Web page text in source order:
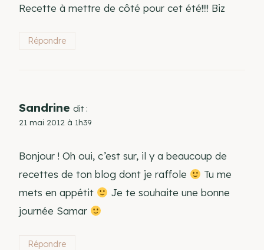
Recette à mettre de côté pour cet été!!!! Biz
Répondre
Sandrine dit :
21 mai 2012 à 1h39
Bonjour ! Oh oui, c’est sur, il y a beaucoup de
recettes de ton blog dont je raffole
Tu me
mets en appétit
Je te souhaite une bonne
journée Samar
Répondre